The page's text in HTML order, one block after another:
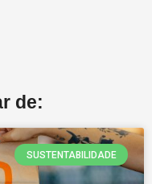
de:
SUSTENTABILIDADE